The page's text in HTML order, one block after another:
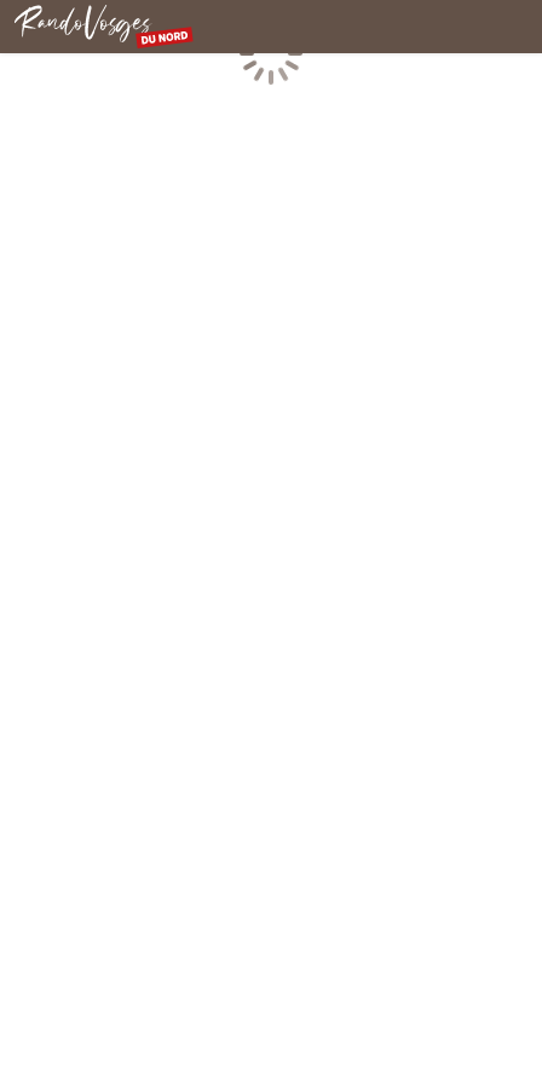
Nordvogesen
Laden